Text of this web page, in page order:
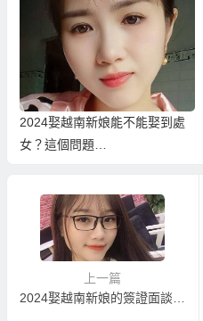
2024娶越南新娘能不能娶到處
女？這個問題…
上一篇